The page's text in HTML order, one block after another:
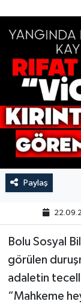
Paylaş
Bolu Sosyal
görülen
adaletin
“Mahkeme